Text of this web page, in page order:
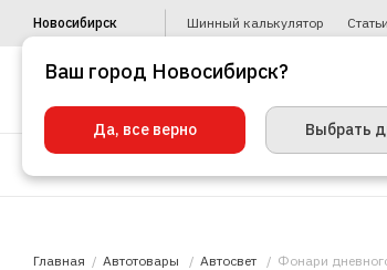
Новосибирск Шинный калькулятор Статьи
Главная Автотовары Автосвет Фонари
Ваш город Новосибирск?
Да, все верно Выбрать